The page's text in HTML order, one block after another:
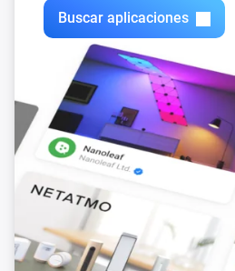
Buscar aplicaciones